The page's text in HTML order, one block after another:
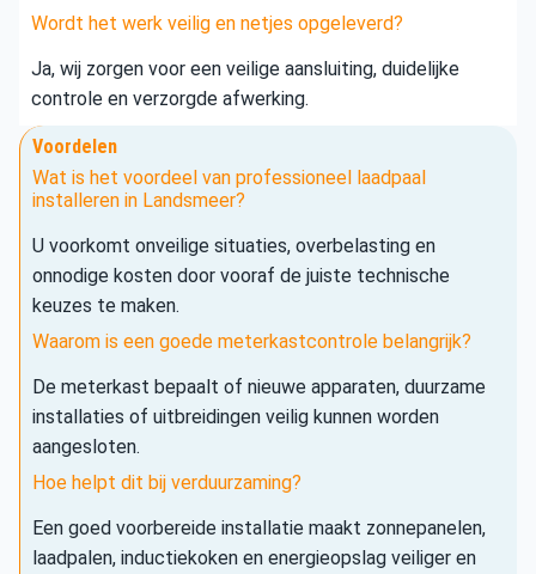
Wordt het werk veilig en netjes opgeleverd?
Ja, wij zorgen voor een veilige aansluiting, duidelijke
controle en verzorgde afwerking.
Voordelen
Wat is het voordeel van professioneel laadpaal
installeren in Landsmeer?
U voorkomt onveilige situaties, overbelasting en
onnodige kosten door vooraf de juiste technische
keuzes te maken.
Waarom is een goede meterkastcontrole belangrijk?
De meterkast bepaalt of nieuwe apparaten, duurzame
installaties of uitbreidingen veilig kunnen worden
aangesloten.
Hoe helpt dit bij verduurzaming?
Een goed voorbereide installatie maakt zonnepanelen,
laadpalen, inductiekoken en energieopslag veiliger en